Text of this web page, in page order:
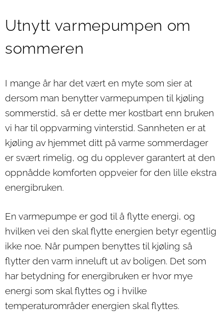
Utnytt varmepumpen om
sommeren
I mange år har det vært en myte som sier at
dersom man benytter varmepumpen til kjøling
sommerstid, så er dette mer kostbart enn bruken
vi har til oppvarming vinterstid. Sannheten er at
kjøling av hjemmet ditt på varme sommerdager
er svært rimelig, og du opplever garantert at den
oppnådde komforten oppveier for den lille ekstra
energibruken.
En varmepumpe er god til å flytte energi, og
hvilken vei den skal flytte energien betyr egentlig
ikke noe. Når pumpen benyttes til kjøling så
flytter den varm inneluft ut av boligen. Det som
har betydning for energibruken er hvor mye
energi som skal flyttes og i hvilke
temperaturområder energien skal flyttes.